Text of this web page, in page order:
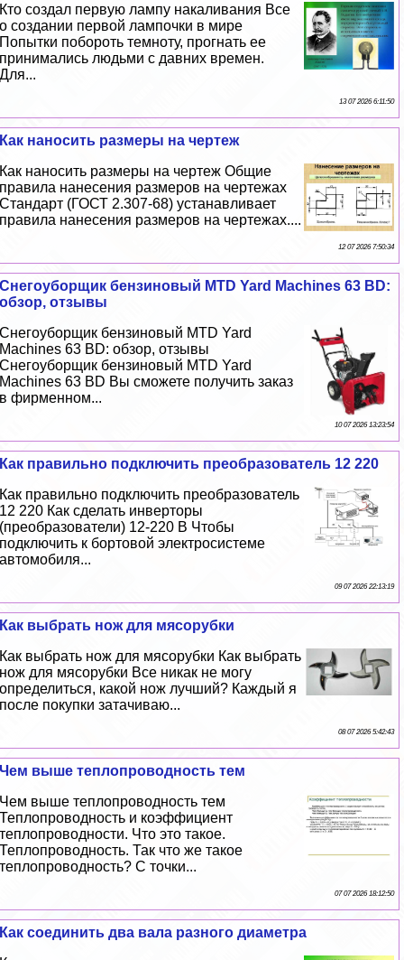
Кто создал первую лампу накаливания Все
о создании первой лампочки в мире
Попытки побороть темноту, прогнать ее
принимались людьми с давних времен.
Для...
13 07 2026 6:11:50
Как наносить размеры на чертеж
Как наносить размеры на чертеж Общие
правила нанесения размеров на чертежах
Стандарт (ГОСТ 2.307-68) устанавливает
правила нанесения размеров на чертежах....
12 07 2026 7:50:34
Снегоуборщик бензиновый MTD Yard Machines 63 BD:
обзор, отзывы
Снегоуборщик бензиновый MTD Yard
Machines 63 BD: обзор, отзывы
Снегоуборщик бензиновый MTD Yard
Machines 63 BD Вы сможете получить заказ
в фирменном...
10 07 2026 13:23:54
Как правильно подключить преобразователь 12 220
Как правильно подключить преобразователь
12 220 Как сделать инверторы
(преобразователи) 12-220 В Чтобы
подключить к бортовой электросистеме
автомобиля...
09 07 2026 22:13:19
Как выбрать нож для мясорубки
Как выбрать нож для мясорубки Как выбрать
нож для мясорубки Все никак не могу
определиться, какой нож лучший? Каждый я
после покупки затачиваю...
08 07 2026 5:42:43
Чем выше теплопроводность тем
Чем выше теплопроводность тем
Теплопроводность и коэффициент
теплопроводности. Что это такое.
Теплопроводность. Так что же такое
теплопроводность? С точки...
07 07 2026 18:12:50
Как соединить два вала разного диаметра